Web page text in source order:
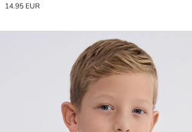
14.95 EUR